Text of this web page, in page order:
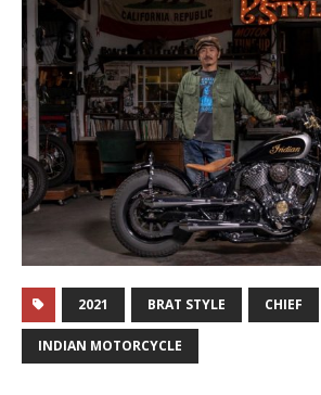
2021 BRAT STYLE CHIEF
INDIAN MOTORCYCLE